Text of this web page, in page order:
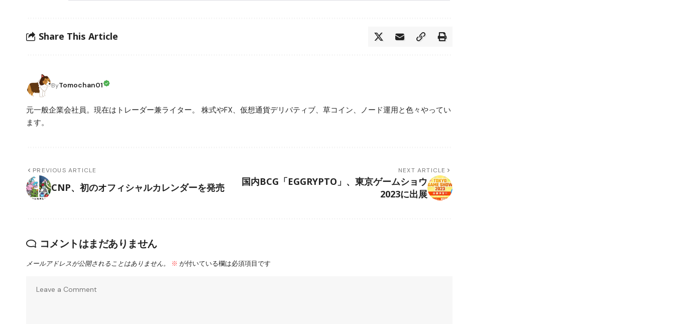
Share This Article
ByTomochan01
元一般企業会社員。現在はトレーダー兼ライター。 株式やFX、仮想通貨デリバティブ、草コイン、ノード運用と色々やってい
ます。
PREVIOUS ARTICLE
CNP、初のオフィシャルカレンダーを発売
NEXT ARTICLE
国内BCG「EGGRYPTO」、東京ゲームショウ
2023に出展
コメントはまだありません
メールアドレスが公開されることはありません。 ※ が付いている欄は必須項目です